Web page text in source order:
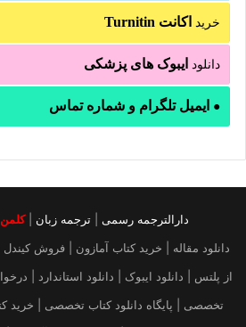
خرید اکانت Turnitin
دانلود ایبوک های پزشکی
● ایمیل تلگرام و شماره تماس
دارالترجمه رسمی ترجمه زبان |
از پلتس | دانلود ایبوک | دانلود استاندارد |
تخصصی | پایگاه دانلود کتاب تخصصی | خرید